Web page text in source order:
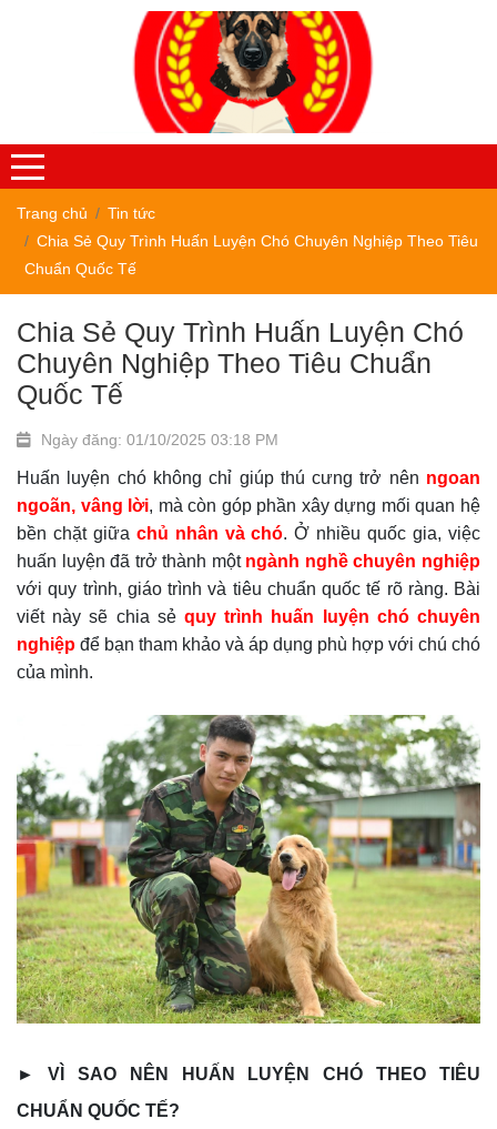
Trang chủ
Tin tức
Chia Sẻ Quy Trình Huấn Luyện Chó Chuyên Nghiệp Theo Tiêu
Chuẩn Quốc Tế
Chia Sẻ Quy Trình Huấn Luyện Chó
Chuyên Nghiệp Theo Tiêu Chuẩn
Quốc Tế
Ngày đăng: 01/10/2025 03:18 PM
Huấn luyện chó không chỉ giúp thú cưng trở nên ngoan
ngoãn, vâng lời, mà còn góp phần xây dựng mối quan hệ
bền chặt giữa chủ nhân và chó. Ở nhiều quốc gia, việc
huấn luyện đã trở thành một ngành nghề chuyên nghiệp
với quy trình, giáo trình và tiêu chuẩn quốc tế rõ ràng. Bài
viết này sẽ chia sẻ quy trình huấn luyện chó chuyên
nghiệp để bạn tham khảo và áp dụng phù hợp với chú chó
của mình.
► VÌ SAO NÊN HUẤN LUYỆN CHÓ THEO TIÊU
CHUẨN QUỐC TẾ?